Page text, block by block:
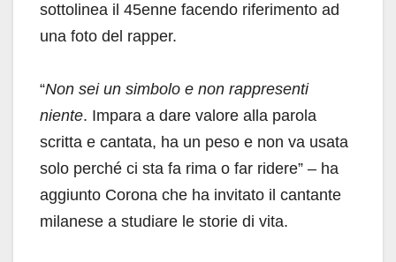
sottolinea il 45enne facendo riferimento ad
una foto del rapper.
“Non sei un simbolo e non rappresenti
niente. Impara a dare valore alla parola
scritta e cantata, ha un peso e non va usata
solo perché ci sta fa rima o far ridere” – ha
aggiunto Corona che ha invitato il cantante
milanese a studiare le storie di vita.